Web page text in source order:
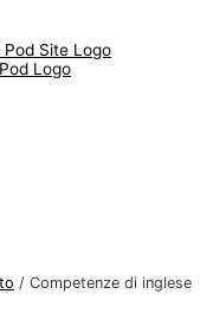
/ Competenze di inglese